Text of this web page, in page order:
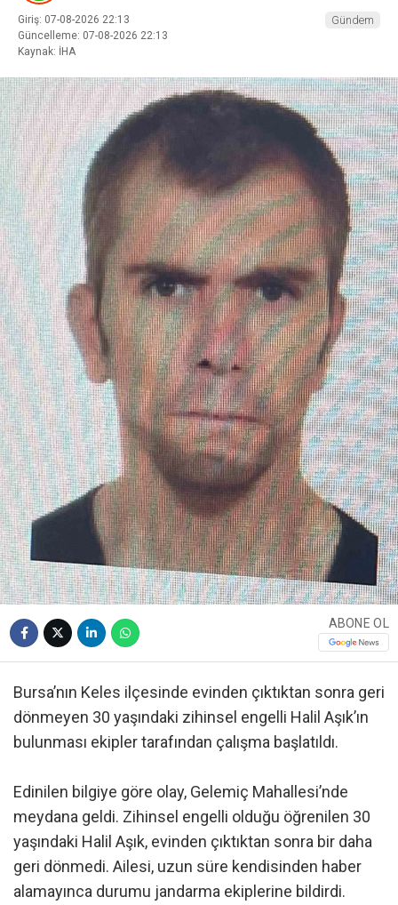
Giriş: 07-08-2026 22:13
Güncelleme: 07-08-2026 22:13
Kaynak: İHA
Gündem
ABONE OL
Bursa’nın Keles ilçesinde evinden çıktıktan sonra geri
dönmeyen 30 yaşındaki zihinsel engelli Halil Aşık’ın
bulunması ekipler tarafından çalışma başlatıldı.
Edinilen bilgiye göre olay, Gelemiç Mahallesi’nde
meydana geldi. Zihinsel engelli olduğu öğrenilen 30
yaşındaki Halil Aşık, evinden çıktıktan sonra bir daha
geri dönmedi. Ailesi, uzun süre kendisinden haber
alamayınca durumu jandarma ekiplerine bildirdi.